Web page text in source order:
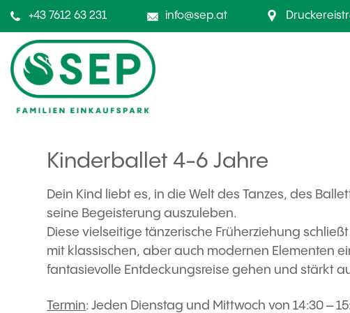
+43 7612 63 231 info@sep.at
Kinderballet 4-6 Jahre
Dein Kind liebt es, in die Welt des Tanzes, des
seine Begeisterung auszuleben.
Diese vielseitige tänzerische Früherziehung
mit klassischen, aber auch modernen Elementen
fantasievolle Entdeckungsreise gehen und stärkt
Termin: Jeden Dienstag und Mittwoch von 14:30 –